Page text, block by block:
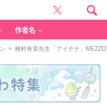
作者名
> 種村有菜先生「アイナナ」